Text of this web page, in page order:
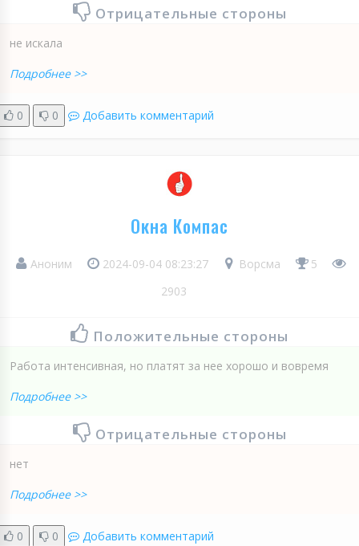
Отрицательные стороны
не искала
Подробнее >>
0 0 Добавить комментарий
Окна Компас
Аноним 2024-09-04 08:23:27 Ворсма
5
2903
Положительные стороны
Работа интенсивная, но платят за нее хорошо и вовремя
Подробнее >>
Отрицательные стороны
нет
Подробнее >>
0 0 Добавить комментарий